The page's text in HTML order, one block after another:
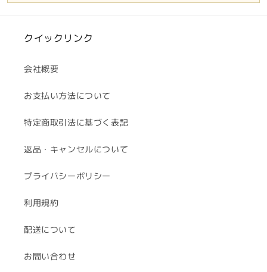
クイックリンク
会社概要
お支払い方法について
特定商取引法に基づく表記
返品・キャンセルについて
プライバシーポリシー
利用規約
配送について
お問い合わせ